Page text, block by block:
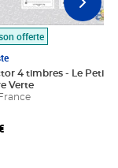
panier
offerte
4 timbres - Le Petit
Verte